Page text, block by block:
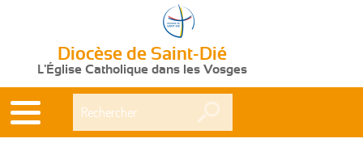
Diocèse de Saint-Dié
L'Église Catholique dans les Vosges